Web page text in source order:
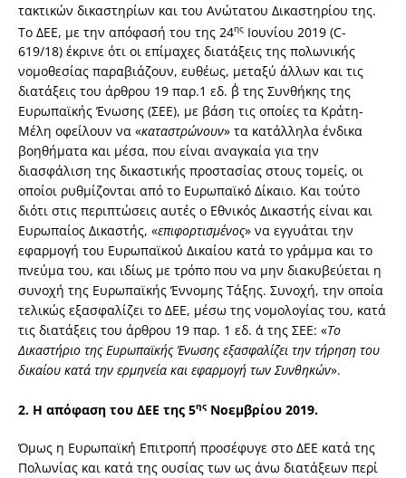
τακτικών δικαστηρίων και του Ανώτατου Δικαστηρίου της.
Το ΔΕΕ, με την απόφασή του της 24ης Ιουνίου 2019 (C-
619/18) έκρινε ότι οι επίμαχες διατάξεις της πολωνικής
νομοθεσίας παραβιάζουν, ευθέως, μεταξύ άλλων και τις
διατάξεις του άρθρου 19 παρ.1 εδ. β΄ της Συνθήκης της
Ευρωπαϊκής Ένωσης (ΣΕΕ), με βάση τις οποίες τα Κράτη-
Μέλη οφείλουν να «καταστρώνουν» τα κατάλληλα ένδικα
βοηθήματα και μέσα, που είναι αναγκαία για την
διασφάλιση της δικαστικής προστασίας στους τομείς, οι
οποίοι ρυθμίζονται από το Ευρωπαϊκό Δίκαιο. Και τούτο
διότι στις περιπτώσεις αυτές ο Εθνικός Δικαστής είναι και
Ευρωπαίος Δικαστής, «επιφορτισμένος» να εγγυάται την
εφαρμογή του Ευρωπαϊκού Δικαίου κατά το γράμμα και το
πνεύμα του, και ιδίως με τρόπο που να μην διακυβεύεται η
συνοχή της Ευρωπαϊκής Έννομης Τάξης. Συνοχή, την οποία
τελικώς εξασφαλίζει το ΔΕΕ, μέσω της νομολογίας του, κατά
τις διατάξεις του άρθρου 19 παρ. 1 εδ. α΄ της ΣΕΕ: «Το
Δικαστήριο της Ευρωπαϊκής Ένωσης εξασφαλίζει την τήρηση του
δικαίου κατά την ερμηνεία και εφαρμογή των Συνθηκών».
2. Η απόφαση του ΔΕΕ της 5ης Νοεμβρίου 2019.
Όμως η Ευρωπαϊκή Επιτροπή προσέφυγε στο ΔΕΕ κατά της
Πολωνίας και κατά της ουσίας των ως άνω διατάξεων περί